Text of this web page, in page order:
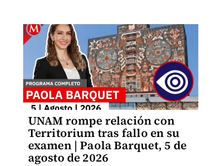
UNAM rompe relación con
Territorium tras fallo en su
examen | Paola Barquet, 5 de
agosto de 2026